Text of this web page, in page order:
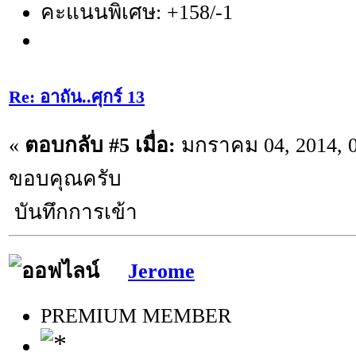
คะแนนพิเศษ: +158/-1
Re: อาถัน..ศุกร์ 13
« ตอบกลับ #5 เมื่อ: มกราคม 04, 2014,
ขอบคุณครับ
บันทึกการเข้า
Jerome
PREMIUM MEMBER